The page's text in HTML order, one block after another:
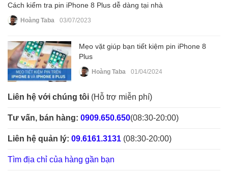
Cách kiểm tra pin iPhone 8 Plus dễ dàng tại nhà
Hoàng Taba 03/07/2023
Mẹo vặt giúp bạn tiết kiệm pin iPhone 8
Plus
Hoàng Taba 01/04/2024
Liên hệ với chúng tôi (Hỗ trợ miễn phí)
Tư vấn, bán hàng: 0909.650.650(08:30-20:00)
Liên hệ quản lý: 09.6161.3131 (08:30-20:00)
Tìm địa chỉ của hàng gần bạn